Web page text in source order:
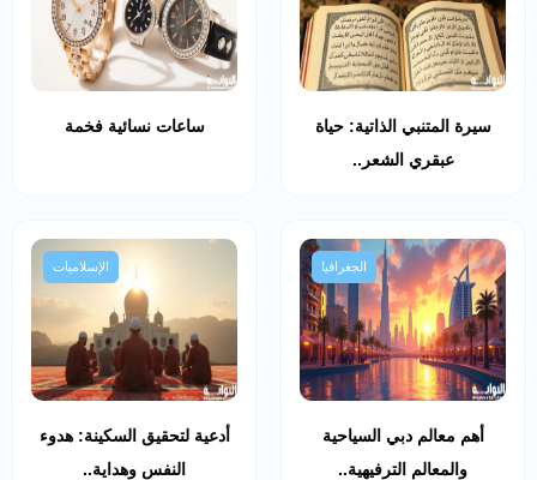
سيرة المتنبي الذاتية: حياة
عبقري الشعر..
ساعات نسائية فخمة
الجغرافيا
أهم معالم دبي السياحية
والمعالم الترفيهية..
الإسلاميات
أدعية لتحقيق السكينة: هدوء
النفس وهداية..